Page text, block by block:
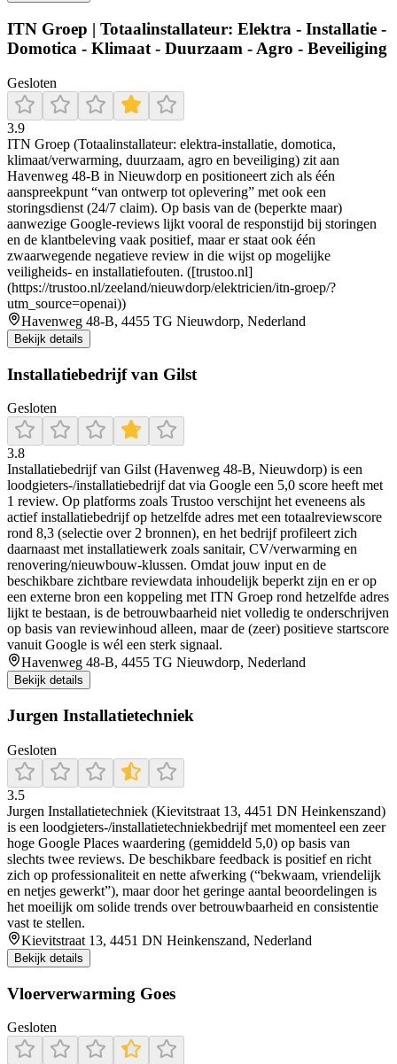
ITN Groep | Totaalinstallateur: Elektra - Installatie -
Domotica - Klimaat - Duurzaam - Agro - Beveiliging
Gesloten
3.9
ITN Groep (Totaalinstallateur: elektra-installatie, domotica,
klimaat/verwarming, duurzaam, agro en beveiliging) zit aan
Havenweg 48-B in Nieuwdorp en positioneert zich als één
aanspreekpunt “van ontwerp tot oplevering” met ook een
storingsdienst (24/7 claim). Op basis van de (beperkte maar)
aanwezige Google-reviews lijkt vooral de responstijd bij storingen
en de klantbeleving vaak positief, maar er staat ook één
zwaarwegende negatieve review in die wijst op mogelijke
veiligheids- en installatiefouten. ([trustoo.nl]
(https://trustoo.nl/zeeland/nieuwdorp/elektricien/itn-groep/?
utm_source=openai))
Havenweg 48-B, 4455 TG Nieuwdorp, Nederland
Bekijk details
Installatiebedrijf van Gilst
Gesloten
3.8
Installatiebedrijf van Gilst (Havenweg 48-B, Nieuwdorp) is een
loodgieters-/installatiebedrijf dat via Google een 5,0 score heeft met
1 review. Op platforms zoals Trustoo verschijnt het eveneens als
actief installatiebedrijf op hetzelfde adres met een totaalreviewscore
rond 8,3 (selectie over 2 bronnen), en het bedrijf profileert zich
daarnaast met installatiewerk zoals sanitair, CV/verwarming en
renovering/nieuwbouw-klussen. Omdat jouw input en de
beschikbare zichtbare reviewdata inhoudelijk beperkt zijn en er op
een externe bron een koppeling met ITN Groep rond hetzelfde adres
lijkt te bestaan, is de betrouwbaarheid niet volledig te onderschrijven
op basis van reviewinhoud alleen, maar de (zeer) positieve startscore
vanuit Google is wél een sterk signaal.
Havenweg 48-B, 4455 TG Nieuwdorp, Nederland
Bekijk details
Jurgen Installatietechniek
Gesloten
3.5
Jurgen Installatietechniek (Kievitstraat 13, 4451 DN Heinkenszand)
is een loodgieters-/installatietechniekbedrijf met momenteel een zeer
hoge Google Places waardering (gemiddeld 5,0) op basis van
slechts twee reviews. De beschikbare feedback is positief en richt
zich op professionaliteit en nette afwerking (“bekwaam, vriendelijk
en netjes gewerkt”), maar door het geringe aantal beoordelingen is
het moeilijk om solide trends over betrouwbaarheid en consistentie
vast te stellen.
Kievitstraat 13, 4451 DN Heinkenszand, Nederland
Bekijk details
Vloerverwarming Goes
Gesloten